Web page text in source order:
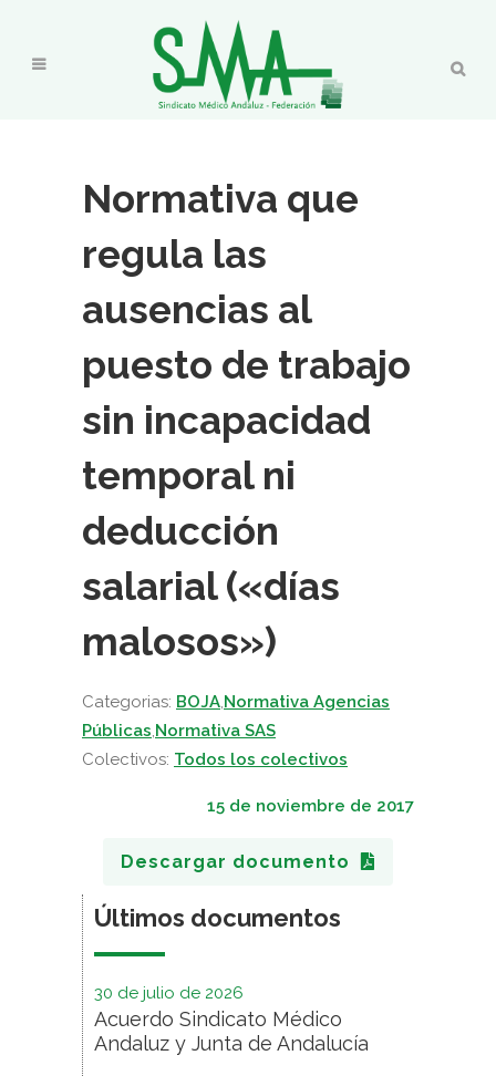
Normativa que
regula las
ausencias al
puesto de trabajo
sin incapacidad
temporal ni
deducción
salarial («días
malosos»)
Categorias: BOJA,Normativa Agencias
Públicas,Normativa SAS
Colectivos: Todos los colectivos
15 de noviembre de 2017
Descargar documento
Últimos documentos
30 de julio de 2026
Acuerdo Sindicato Médico
Andaluz y Junta de Andalucía